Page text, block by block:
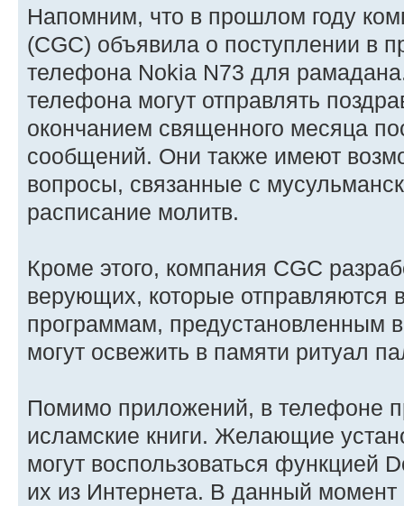
Напомним, что в прошлом году
(CGC) объявила о поступлении в
телефона Nokia N73 для
телефона могут отправлять
окончанием священного месяца
сообщений. Они также имеют
вопросы, связанные с
расписание молитв.
Кроме этого, компания CGC
верующих, которые отправляются
программам, предустановленным
могут освежить в памяти ритуал
Помимо приложений, в телефоне
исламские книги. Желающие
могут воспользоваться функцией
их из Интернета. В данный момент